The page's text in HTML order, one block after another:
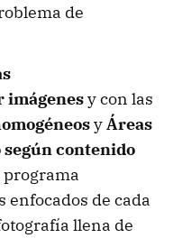
de
imágenesy con las
yÁreas
contenido
programa
enfocados de cada
llena de